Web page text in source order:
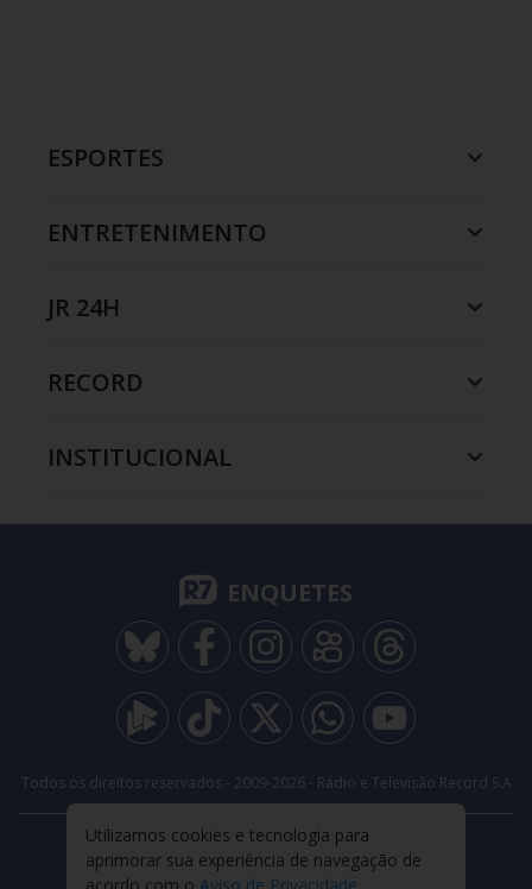
ESPORTES
ENTRETENIMENTO
JR 24H
RECORD
INSTITUCIONAL
ENQUETES
Todos os direitos reservados - 2009-2026- Rádio e Televisão Record S.A
FALE CONOSCO
PRIVACIDADE
TERMOS E CONDIÇÕES DE USO
Utilizamos cookies e tecnologia para
aprimorar sua experiência de navegação de